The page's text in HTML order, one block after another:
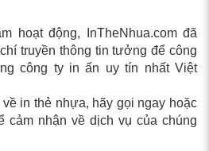
hoạt động, InTheNhua.com đã
truyền thông tin tưởng để công
công ty in ấn uy tín nhất Việt
in thẻ nhựa, hãy gọi ngay hoặc
cảm nhận về dịch vụ của chúng